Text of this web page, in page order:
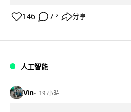
146 7 ↗ 分享
人工智能
Vin 19 小時